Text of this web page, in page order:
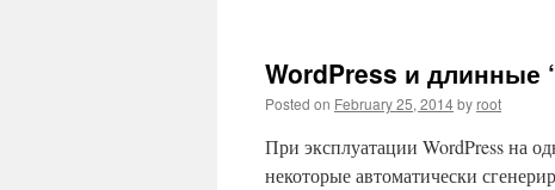
WordPress и длинные
Posted on February 25, 2014by root
При эксплуатации WordPress на
некоторые автоматически